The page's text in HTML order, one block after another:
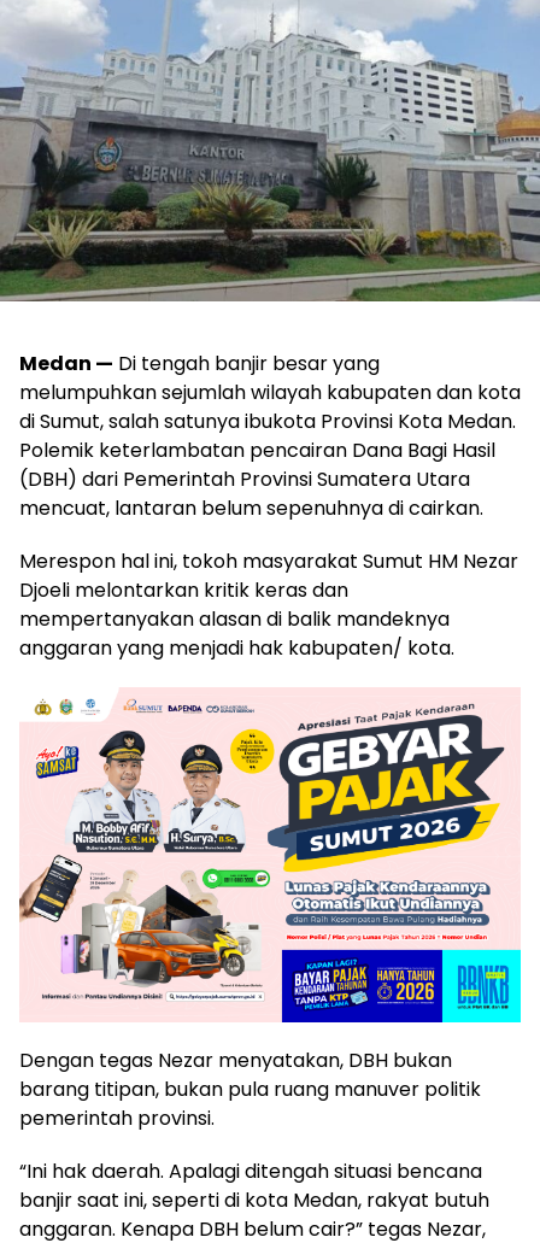
Medan — Di tengah banjir besar yang
melumpuhkan sejumlah wilayah kabupaten dan kota
di Sumut, salah satunya ibukota Provinsi Kota Medan.
Polemik keterlambatan pencairan Dana Bagi Hasil
(DBH) dari Pemerintah Provinsi Sumatera Utara
mencuat, lantaran belum sepenuhnya di cairkan.
Merespon hal ini, tokoh masyarakat Sumut HM Nezar
Djoeli melontarkan kritik keras dan
mempertanyakan alasan di balik mandeknya
anggaran yang menjadi hak kabupaten/ kota.
Dengan tegas Nezar menyatakan, DBH bukan
barang titipan, bukan pula ruang manuver politik
pemerintah provinsi.
“Ini hak daerah. Apalagi ditengah situasi bencana
banjir saat ini, seperti di kota Medan, rakyat butuh
anggaran. Kenapa DBH belum cair?” tegas Nezar,